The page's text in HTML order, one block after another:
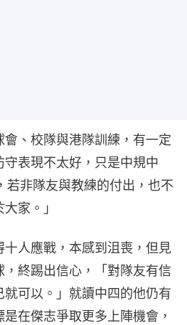
、校隊與港隊訓練，有一定
表現不太好，只是中規中
若非隊友與教練的付出，也不
家。」
人應戰，本感到沮喪，但見
，終踢出信心，「對隊友有信
可以。」就讀中四的他仍有
在傑志爭取更多上陣機會，